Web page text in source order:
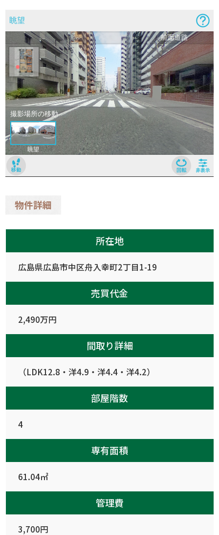
物件詳細
所在地
広島県広島市中区舟入幸町2丁目1-19
売買代金
2,490万円
間取り詳細
（LDK12.8・洋4.9・洋4.4・洋4.2）
部屋階数
4
専有面積
61.04㎡
管理費
3,700円